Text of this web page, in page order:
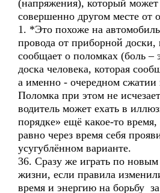
(напряжения), который может
совершенно другом месте от
1. *Это похоже на
провода от приборной доски,
сообщает о поломках (боль –
доска человека, которая
а именно - очередном сжатии
Поломка при этом не
водитель может ехать в
порядке» ещё какое-то
равно через время себя
усугублённом варианте.
36. Сразу же играть по
жизни, если правила
время и энергию на борьбу